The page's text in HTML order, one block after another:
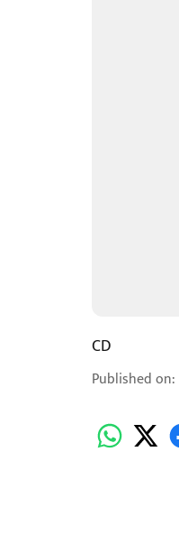
CD
Published on: